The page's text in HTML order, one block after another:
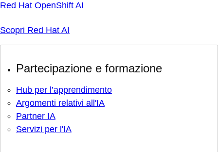
Red Hat OpenShift AI
Scopri Red Hat AI
Partecipazione e formazione
Hub per l’apprendimento
Argomenti relativi all'IA
Partner IA
Servizi per l'IA